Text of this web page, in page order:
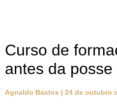
Curso de
antes da
Agnaldo Bastos 24 de outubro